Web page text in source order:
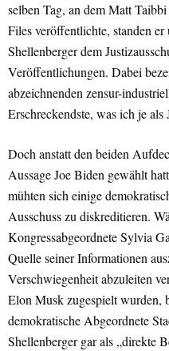
selben Tag, an dem Matt
Files veröffentlichte, standen
Shellenberger dem
Veröffentlichungen. Dabei
abzeichnenden zensur-
Erschreckendste, was ich je als
Doch anstatt den beiden
Aussage Joe Biden gewählt
mühten sich einige
Ausschuss zu diskreditieren.
Kongressabgeordnete Sylvia
Quelle seiner Informationen
Verschwiegenheit abzuleiten
Elon Musk zugespielt wurden,
demokratische Abgeordnete
Shellenberger gar als „direkte